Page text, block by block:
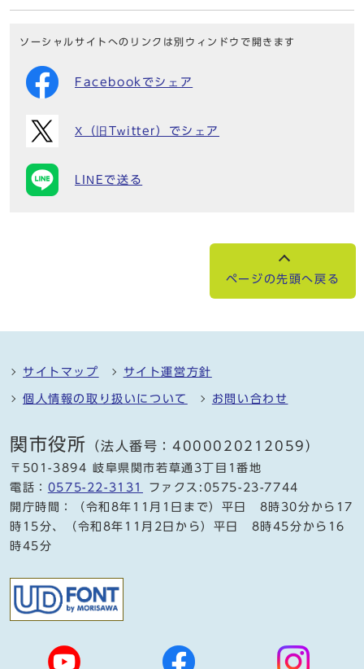
ソーシャルサイトへのリンクは別ウィンドウで開きます
Facebookでシェア
X（旧Twitter）でシェア
LINEで送る
ページの先頭へ戻る
サイトマップ サイト運営方針
個人情報の取り扱いについて お問い合わせ
関市役所 （法人番号：4000020212059）
〒501-3894 岐阜県関市若草通3丁目1番地
電話： 0575-22-3131
ファクス:0575-23-7744
開庁時間：（令和8年11月1日まで）平日 8時30分から17
時15分、（令和8年11月2日から）平日 8時45分から16
時45分